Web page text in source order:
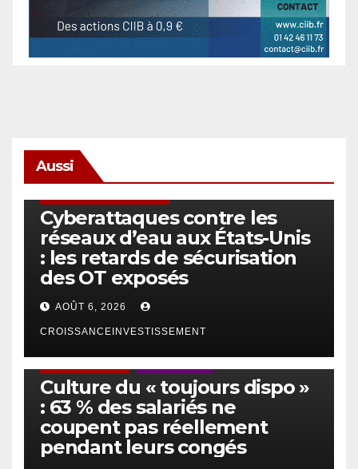
Aussi
Cyberattaques contre les
réseaux d’eau aux États-Unis
: les retards de sécurisation
des OT exposés
AOÛT 6, 2026
CROISSANCEINVESTISSEMENT
Culture du « toujours dispo »
: 63 % des salariés ne
coupent pas réellement
pendant leurs congés